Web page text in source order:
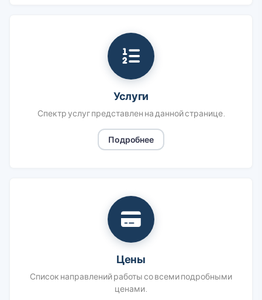
Услуги
Спектр услуг представлен на данной странице.
Подробнее
Цены
Список направлений работы со всеми подробными
ценами.